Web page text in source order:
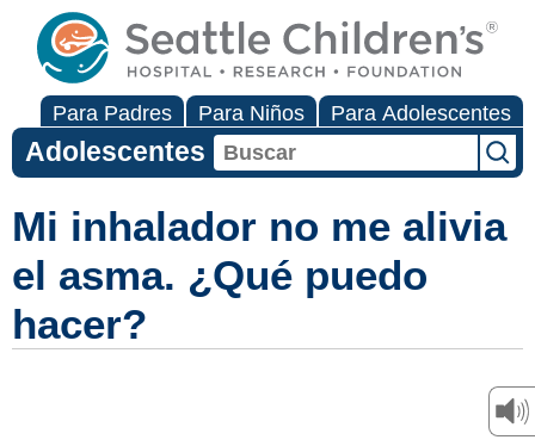
Para Padres Para Niños Para Adolescentes
Adolescentes
Mi inhalador no me alivia
el asma. ¿Qué puedo
hacer?